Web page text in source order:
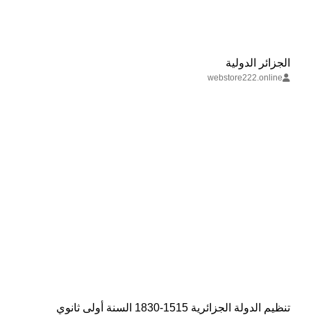
الجزائر الدولية
webstore222.online
‏تنظيم الدولة الجزائرية 1515-1830 السنة أولى ثانوي